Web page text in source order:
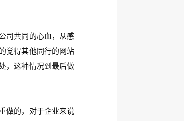
司共同的心血，从感
觉得其他同行的网站
，这种情况到最后做
做的，对于企业来说